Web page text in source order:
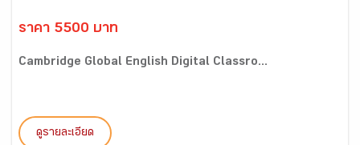
ราคา 5500 บาท
Cambridge Global English Digital Classro...
ดูรายละเอียด